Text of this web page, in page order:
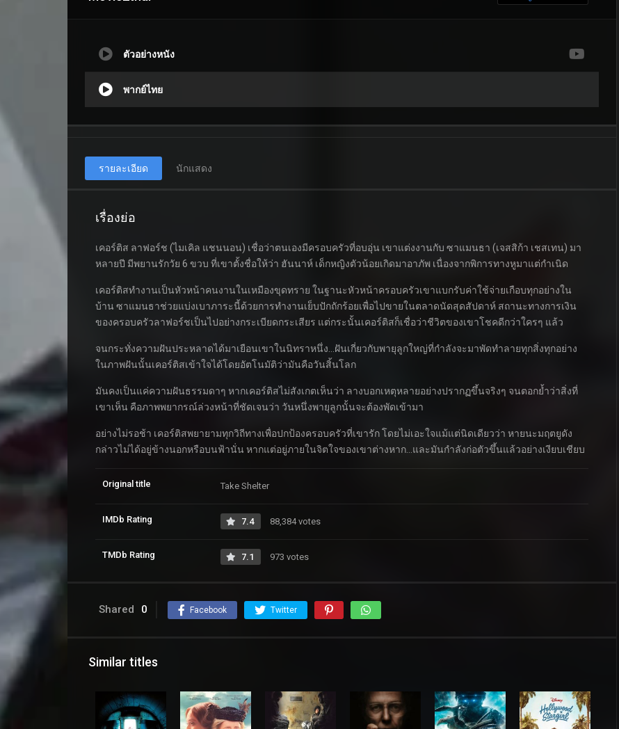
ตัวอย่างหนัง
พากย์ไทย
รายละเอียด นักแสดง
เรื่องย่อ
เคอร์ติส ลาฟอร์ช (ไมเคิล แชนนอน) เชื่อว่าตนเองมีครอบครัวที่อบอุ่น เขาแต่งงานกับ ซาแมนธา (เจสสิก้า เชสเทน) มา
หลายปี มีพยานรักวัย 6 ขวบ ที่เขาตั้งชื่อให้ว่า ฮันนาห์ เด็กหญิงตัวน้อยเกิดมาอาภัพ เนื่องจากพิการทางหูมาแต่กำเนิด
เคอร์ติสทำงานเป็นหัวหน้าคนงานในเหมืองขุดทราย ในฐานะหัวหน้าครอบครัวเขาแบกรับค่าใช้จ่ายเกือบทุกอย่างใน
บ้าน ซาแมนธาช่วยแบ่งเบาภาระนี้ด้วยการทำงานเย็บปักถักร้อยเพื่อไปขายในตลาดนัดสุดสัปดาห์ สถานะทางการเงิน
ของครอบครัวลาฟอร์ชเป็นไปอย่างกระเบียดกระเสียร แต่กระนั้นเคอร์ติสก็เชื่อว่าชีวิตของเขาโชคดีกว่าใครๆ แล้ว
จนกระทั่งความฝันประหลาดได้มาเยือนเขาในนิทราหนึ่ง…ฝันเกี่ยวกับพายุลูกใหญ่ที่กำลังจะมาพัดทำลายทุกสิ่งทุกอย่าง
ในภาพฝันนั้นเคอร์ติสเข้าใจได้โดยอัตโนมัติว่ามันคือวันสิ้นโลก
มันคงเป็นแค่ความฝันธรรมดาๆ หากเคอร์ติสไม่สังเกตเห็นว่า ลางบอกเหตุหลายอย่างปรากฏขึ้นจริงๆ จนตอกย้ำว่าสิ่งที่
เขาเห็น คือภาพพยากรณ์ล่วงหน้าที่ชัดเจนว่า วันหนึ่งพายุลูกนั้นจะต้องพัดเข้ามา
อย่างไม่รอช้า เคอร์ติสพยายามทุกวิถีทางเพื่อปกป้องครอบครัวที่เขารัก โดยไม่เอะใจแม้แต่นิดเดียวว่า หายนะมฤตยูดัง
กล่าวไม่ได้อยู่ข้างนอกหรือบนฟ้านั่น หากแต่อยู่ภายในจิตใจของเขาต่างหาก…และมันกำลังก่อตัวขึ้นแล้วอย่างเงียบเชียบ
Original title Take Shelter
IMDb Rating 7.4 88,384 votes
TMDb Rating 7.1 973 votes
Shared 0 Facebook Twitter
Similar titles